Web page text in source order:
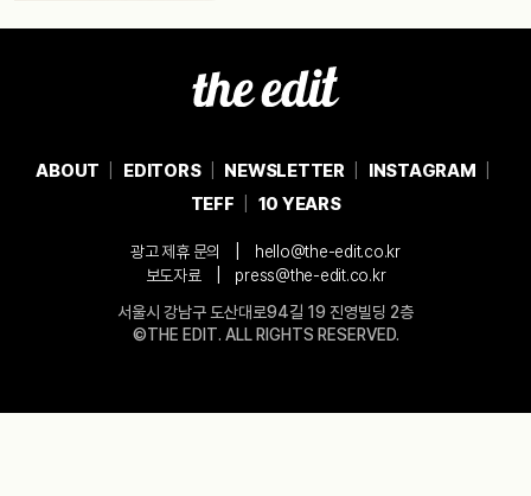
ABOUT EDITORS NEWSLETTER
INSTAGRAM
TEFF
10 YEARS
광고 제휴 문의
hello@the-edit.co.kr
보도자료
press@the-edit.co.kr
서울시 강남구 도산대로94길 19 진영빌딩 2층
©THE EDIT. ALL RIGHTS RESERVED.